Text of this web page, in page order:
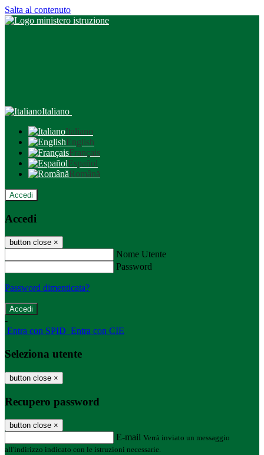
Salta al contenuto
Italiano
Italiano
English
Français
Español
Română
Accedi
Accedi
button close ×
Nome Utente
Password
Password dimenticata?
-
Entra con SPID Entra con CIE
Seleziona utente
button close ×
Recupero password
button close ×
E-mail Verrà inviato un messaggio
all'indirizzo indicato con le istruzioni necessarie.